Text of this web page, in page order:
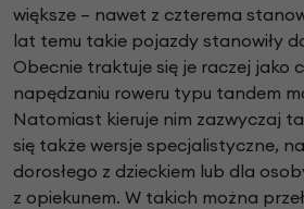
większe – nawet z czterema
lat temu takie pojazdy stanowiły
Obecnie traktuje się je raczej jako
napędzaniu roweru typu tandem
Natomiast kieruje nim zazwyczaj
się także wersje specjalistyczne,
dorosłego z dzieckiem lub dla
z opiekunem. W takich można